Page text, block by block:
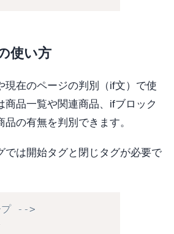
使い方
現在のページの判別（if文）で使
商品一覧や関連商品、ifブロック
の有無を判別できます。
では開始タグと閉じタグが必要で
プ -->